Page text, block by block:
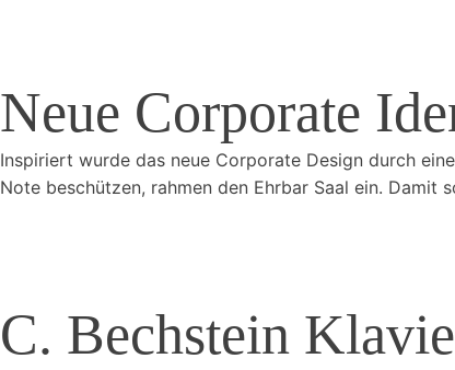
Neue Corporate
Inspiriert wurde das neue Corporate Design durch
Note beschützen, rahmen den Ehrbar Saal ein.
C. Bechstein